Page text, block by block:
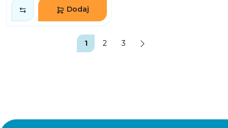
Dodaj
1 2 3